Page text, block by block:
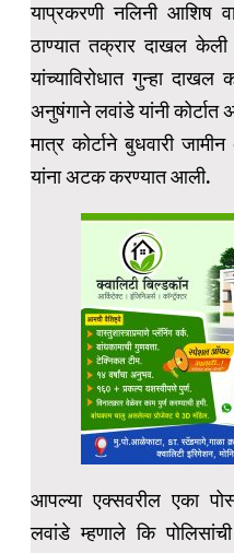
याप्रकरणी नलिनी आशिष
ठाण्यात तक्रार दाखल केली
यांच्याविरोधात गुन्हा दाखल
अनुषंगाने लवांडे यांनी कोर्टात
मात्र कोर्टाने बुधवारी
यांना अटक करण्यात आली.
आपल्या एक्सवरील एका
लवांडे म्हणाले कि